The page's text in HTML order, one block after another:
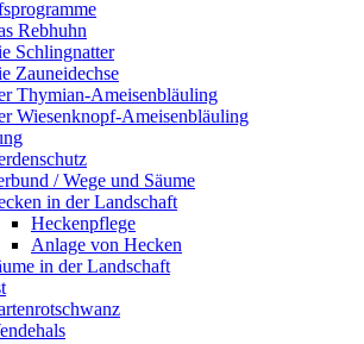
Rebhuhn
Schlingnatter
Zauneidechse
Thymian-Ameisenbläuling
Wiesenknopf-Ameisenbläuling
/ Wege und Säume
in der Landschaft
Heckenpflege
Anlage von Hecken
in der Landschaft